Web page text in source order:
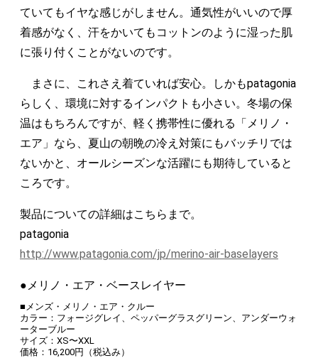
ていてもイヤな感じがしません。通気性がいいので厚
着感がなく、汗をかいてもコットンのように湿った肌
に張り付くことがないのです。
まさに、これさえ着ていれば安心。しかもpatagonia
らしく、環境に対するインパクトも小さい。冬場の保
温はもちろんですが、軽く携帯性に優れる「メリノ・
エア」なら、夏山の朝晩の冷え対策にもバッチリでは
ないかと、オールシーズンな活躍にも期待していると
ころです。
製品についての詳細はこちらまで。
patagonia
http://www.patagonia.com/jp/merino-air-baselayers
●メリノ・エア・ベースレイヤー
■メンズ・メリノ・エア・クルー
カラー：フォージグレイ、ペッパーグラスグリーン、アンダーウォ
ーターブルー
サイズ：XS〜XXL
価格：16,200円（税込み）